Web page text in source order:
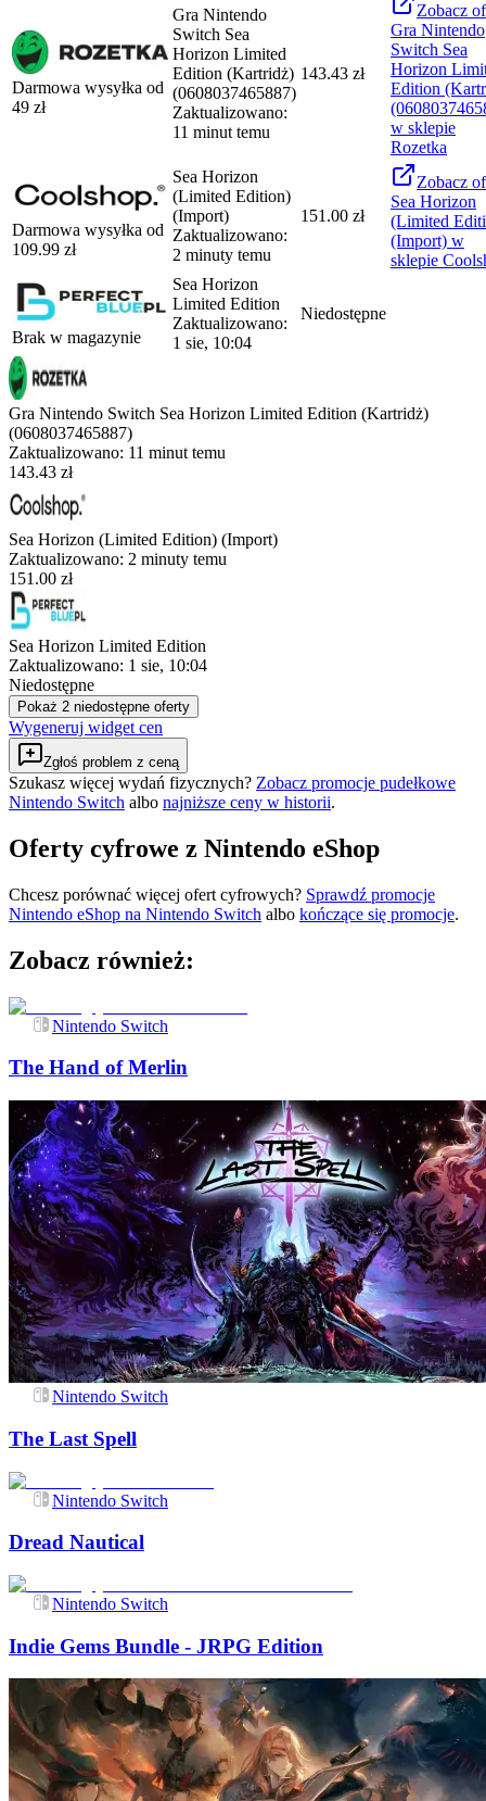
Darmowa wysyłka od
49 zł
Gra Nintendo
Switch Sea
Horizon Limited
Edition (Kartridż)
(0608037465887)
Zaktualizowano:
11 minut temu
143.43 zł
Zobacz
Gra Nintendo
Switch Sea
Horizon
Edition
w sklepie
Rozetka
Darmowa wysyłka od
109.99 zł
Sea Horizon
(Limited Edition)
(Import)
Zaktualizowano:
2 minuty temu
151.00 zł
Zobacz
Sea Horizon
(Limited
(Import) w
sklepie
Brak w magazynie
Sea Horizon
Limited Edition
Zaktualizowano:
1 sie, 10:04
Niedostępne
Gra Nintendo Switch Sea Horizon Limited Edition (Kartridż)
(0608037465887)
Zaktualizowano: 11 minut temu
143.43 zł
Sea Horizon (Limited Edition) (Import)
Zaktualizowano: 2 minuty temu
151.00 zł
Sea Horizon Limited Edition
Zaktualizowano: 1 sie, 10:04
Niedostępne
Pokaż 2 niedostępne oferty
Wygeneruj widget cen
Zgłoś problem z ceną
Szukasz więcej wydań fizycznych? Zobacz promocje pudełkowe
Nintendo Switch albo najniższe ceny w historii.
Oferty cyfrowe z Nintendo eShop
Chcesz porównać więcej ofert cyfrowych? Sprawdź promocje
Nintendo eShop na Nintendo Switch albo kończące się promocje.
Zobacz również:
Nintendo Switch
The Hand of Merlin
Nintendo Switch
The Last Spell
Nintendo Switch
Dread Nautical
Nintendo Switch
Indie Gems Bundle - JRPG Edition